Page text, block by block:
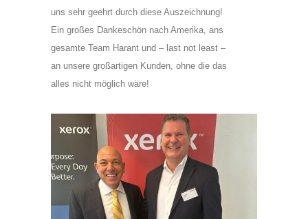
uns sehr geehrt durch diese Auszeichnung!
Ein großes Dankeschön nach Amerika, ans
gesamte Team Harant und – last not least –
an unsere großartigen Kunden, ohne die das
alles nicht möglich wäre!